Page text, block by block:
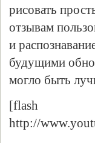
рисовать
отзывам
и
будущими
могло быть
[flash
http://